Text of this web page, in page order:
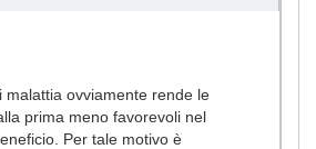
malattia ovviamente rende le
prima meno favorevoli nel
Per tale motivo è